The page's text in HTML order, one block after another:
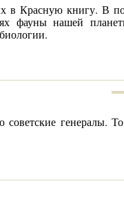
в Красную книгу. В
фауны нашей
генералы.